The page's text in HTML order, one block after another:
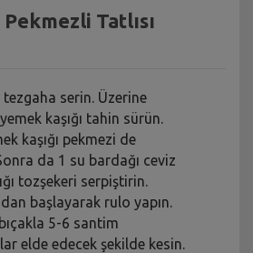
Tatlısı
serin. Üzerine
kaşığı tahin sürün.
kaşığı pekmezi de
da 1 su bardağı ceviz
tozşekeri serpiştirin.
başlayarak rulo yapın.
5-6 santim
elde edecek şekilde kesin.